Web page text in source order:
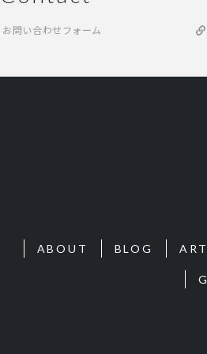
お問い合わせフォーム
ABOUT BLOG